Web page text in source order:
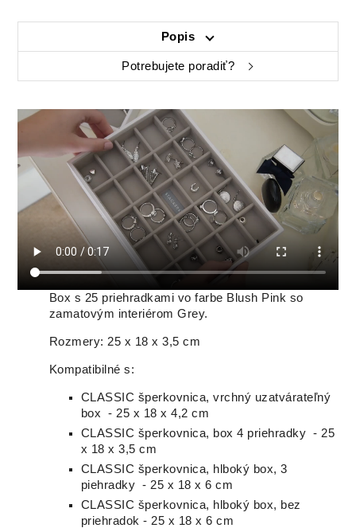
Popis
Potrebujete poradiť?
Box s 25 priehradkami vo farbe Blush Pink so
zamatovým interiérom Grey.
Rozmery: 25 x 18 x 3,5 cm
Kompatibilné s:
CLASSIC šperkovnica, vrchný uzatvárateľný
box - 25 x 18 x 4,2 cm
CLASSIC šperkovnica, box 4 priehradky - 25
x 18 x 3,5 cm
CLASSIC šperkovnica, hlboký box, 3
piehradky - 25 x 18 x 6 cm
CLASSIC šperkovnica, hlboký box, bez
priehradok - 25 x 18 x 6 cm